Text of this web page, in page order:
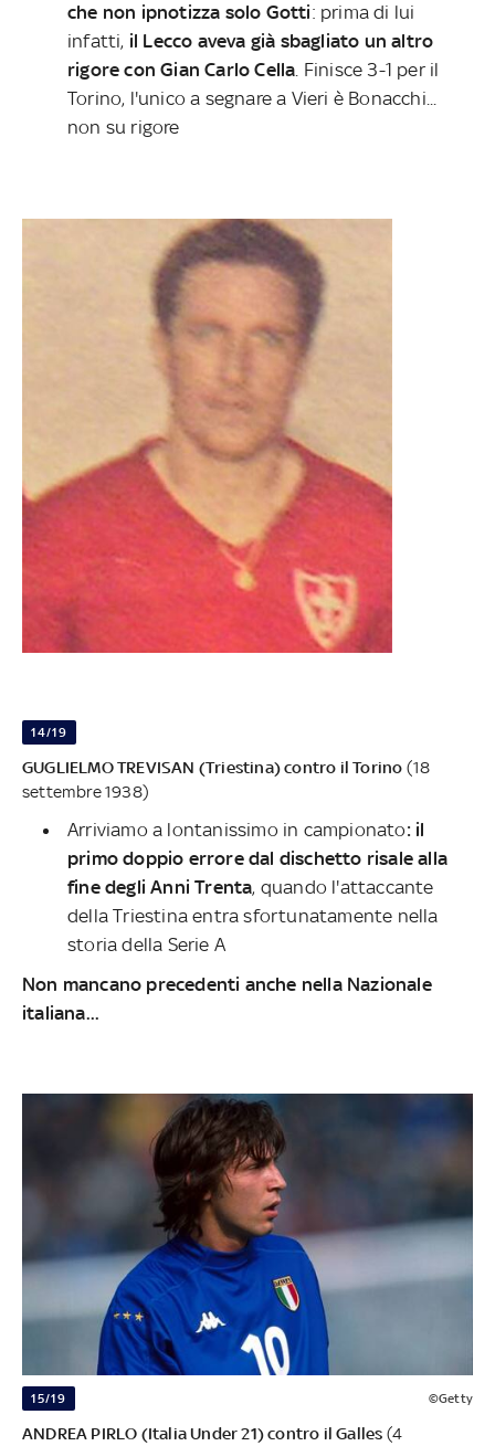
che non ipnotizza solo Gotti: prima di lui
infatti, il Lecco aveva già sbagliato un altro
rigore con Gian Carlo Cella. Finisce 3-1 per il
Torino, l'unico a segnare a Vieri è Bonacchi...
non su rigore
14/19
GUGLIELMO TREVISAN (Triestina) contro il Torino (18
settembre 1938)
Arriviamo a lontanissimo in campionato: il
primo doppio errore dal dischetto risale alla
fine degli Anni Trenta, quando l'attaccante
della Triestina entra sfortunatamente nella
storia della Serie A
Non mancano precedenti anche nella Nazionale
italiana...
15/19 ©Getty
ANDREA PIRLO (Italia Under 21) contro il Galles (4